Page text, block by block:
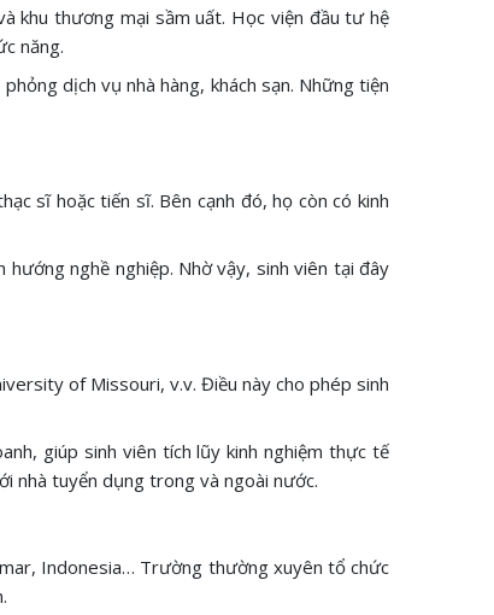
khu thương mại sầm uất. Học viện đầu tư hệ
năng.
dịch vụ nhà hàng, khách sạn. Những tiện
sĩ hoặc tiến sĩ. Bên cạnh đó, họ còn có kinh
nghề nghiệp. Nhờ vậy, sinh viên tại đây
of Missouri, v.v. Điều này cho phép sinh
giúp sinh viên tích lũy kinh nghiệm thực tế
nhà tuyển dụng trong và ngoài nước.
Indonesia… Trường thường xuyên tổ chức